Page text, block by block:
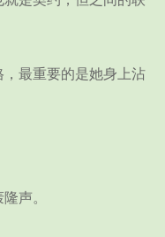
最重要的是她身上沾
声。